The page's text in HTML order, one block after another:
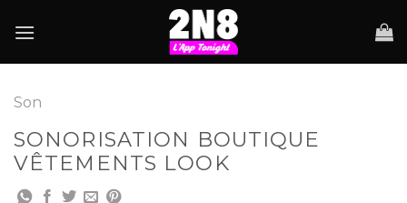
Son
SONORISATION BOUTIQUE
VÊTEMENTS LOOK